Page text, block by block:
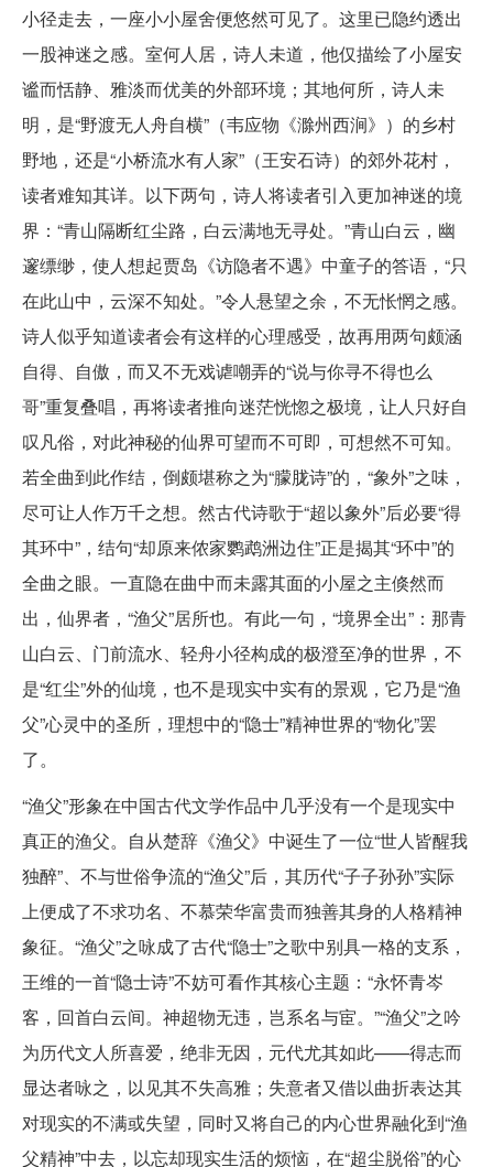
小径走去，一座小小屋舍便悠然可见了。这里已隐约透出
一股神迷之感。室何人居，诗人未道，他仅描绘了小屋安
谧而恬静、雅淡而优美的外部环境；其地何所，诗人未
明，是“野渡无人舟自横”（韦应物《滁州西涧》）的乡村
野地，还是“小桥流水有人家”（王安石诗）的郊外花村，
读者难知其详。以下两句，诗人将读者引入更加神迷的境
界：“青山隔断红尘路，白云满地无寻处。”青山白云，幽
邃缥缈，使人想起贾岛《访隐者不遇》中童子的答语，“只
在此山中，云深不知处。”令人悬望之余，不无怅惘之感。
诗人似乎知道读者会有这样的心理感受，故再用两句颇涵
自得、自傲，而又不无戏谑嘲弄的“说与你寻不得也么
哥”重复叠唱，再将读者推向迷茫恍惚之极境，让人只好自
叹凡俗，对此神秘的仙界可望而不可即，可想然不可知。
若全曲到此作结，倒颇堪称之为“朦胧诗”的，“象外”之味，
尽可让人作万千之想。然古代诗歌于“超以象外”后必要“得
其环中”，结句“却原来侬家鹦鹉洲边住”正是揭其“环中”的
全曲之眼。一直隐在曲中而未露其面的小屋之主倏然而
出，仙界者，“渔父”居所也。有此一句，“境界全出”：那青
山白云、门前流水、轻舟小径构成的极澄至净的世界，不
是“红尘”外的仙境，也不是现实中实有的景观，它乃是“渔
父”心灵中的圣所，理想中的“隐士”精神世界的“物化”罢
了。
“渔父”形象在中国古代文学作品中几乎没有一个是现实中
真正的渔父。自从楚辞《渔父》中诞生了一位“世人皆醒我
独醉”、不与世俗争流的“渔父”后，其历代“子子孙孙”实际
上便成了不求功名、不慕荣华富贵而独善其身的人格精神
象征。“渔父”之咏成了古代“隐士”之歌中别具一格的支系，
王维的一首“隐士诗”不妨可看作其核心主题：“永怀青岑
客，回首白云间。神超物无违，岂系名与宦。”“渔父”之吟
为历代文人所喜爱，绝非无因，元代尤其如此——得志而
显达者咏之，以见其不失高雅；失意者又借以曲折表达其
对现实的不满或失望，同时又将自己的内心世界融化到“渔
父精神”中去，以忘却现实生活的烦恼，在“超尘脱俗”的心